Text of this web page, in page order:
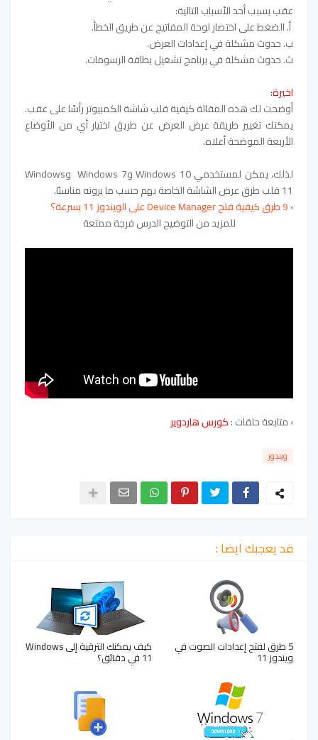
عقب بسبب أحد الأسباب التالية:
أ. الضغط على اختصار لوحة المفاتيح عن طريق الخطأ.
ب. حدوث مشكلة في إعدادات العرض.
ث. حدوث مشكلة في برنامج تشغيل بطاقة الرسومات.
اخيرة:
أوضحت لك هذه المقالة كيفية قلب شاشة الكمبيوتر رأسًا على عقب.
يمكنك تغيير طريقة عرض العرض عن طريق اختيار أي من الأوضاع
الأربعة الموضحة أعلاه.
لذلك، يمكن لمستخدمي Windows 10 وWindows 7
وWindows
11قلب طرق عرض الشاشة الخاصة بهم حسب ما يرونه مناسبًا.
›9 طرق كيفية فتح Device Manager على الويندوز 11 بسرعة؟
للمزيد من التوضيح الدرس فرجة ممتعة
›متابعة حلقات :كورس هاردوير
ويندوز
قد يعجبك ايضا :
5 طرق لفتح إعدادات الصوت في
ويندوز 11
كيف يمكنك الترقية إلى Windows
11 في دقائق؟